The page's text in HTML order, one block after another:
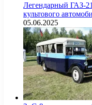
Легендарный ГАЗ-
культового
05.06.2025